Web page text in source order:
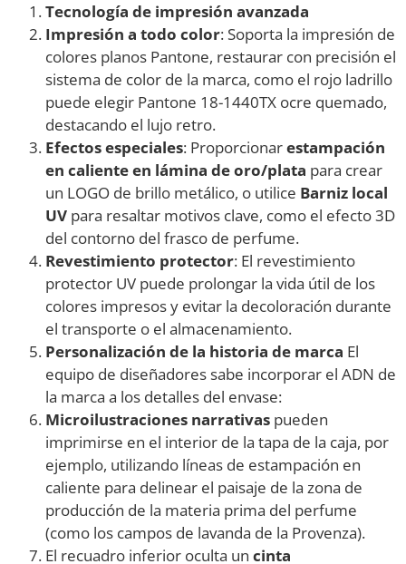
Tecnología de impresión avanzada
Impresión a todo color: Soporta la impresión de
colores planos Pantone, restaurar con precisión el
sistema de color de la marca, como el rojo ladrillo
puede elegir Pantone 18-1440TX ocre quemado,
destacando el lujo retro.
Efectos especiales: Proporcionarestampación
en caliente en lámina de oro/plata para crear
un LOGO de brillo metálico, o utilice Barniz local
UV para resaltar motivos clave, como el efecto 3D
del contorno del frasco de perfume.
Revestimiento protector: El revestimiento
protector UV puede prolongar la vida útil de los
colores impresos y evitar la decoloración durante
el transporte o el almacenamiento.
Personalización de la historia de marca El
equipo de diseñadores sabe incorporar el ADN de
la marca a los detalles del envase:
Microilustraciones narrativas pueden
imprimirse en el interior de la tapa de la caja, por
ejemplo, utilizando líneas de estampación en
caliente para delinear el paisaje de la zona de
producción de la materia prima del perfume
(como los campos de lavanda de la Provenza).
El recuadro inferior oculta un cinta